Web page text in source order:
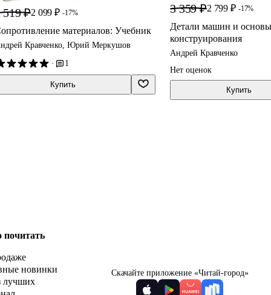
519 ₽2 099 ₽ -17%
материалов: Учебник
Кравченко, Юрий Меркушов
·
1
Купить
3 359 ₽2 799 ₽ -17%
Детали машин и
конструирования
Андрей Кравченко
Нет оценок
Купить
почитать
новинки
лучших
Скачайте приложение «Читай-город»